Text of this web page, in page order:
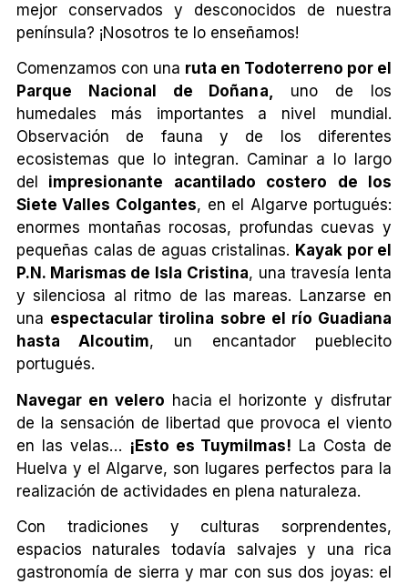
mejor conservados y desconocidos de nuestra
península? ¡Nosotros te lo enseñamos!
Comenzamos con una ruta en Todoterreno por el
Parque Nacional de Doñana, uno de los
humedales más importantes a nivel mundial.
Observación de fauna y de los diferentes
ecosistemas que lo integran. Caminar a lo largo
del
impresionante acantilado costero de los
Siete Valles Colgantes, en el Algarve portugués:
enormes montañas rocosas, profundas cuevas y
pequeñas calas de aguas cristalinas. Kayak por el
P.N. Marismas de Isla Cristina, una travesía lenta
y silenciosa al ritmo de las mareas. Lanzarse en
una espectacular tirolina sobre el río Guadiana
hasta Alcoutim, un encantador pueblecito
portugués.
Navegar en velero hacia el horizonte y disfrutar
de la sensación de libertad que provoca el viento
en las velas… ¡Esto es Tuymilmas! La Costa de
Huelva y el Algarve, son lugares perfectos para la
realización de actividades en plena naturaleza.
Con tradiciones y culturas sorprendentes,
espacios naturales todavía salvajes y una rica
gastronomía de sierra y mar con sus dos joyas: el